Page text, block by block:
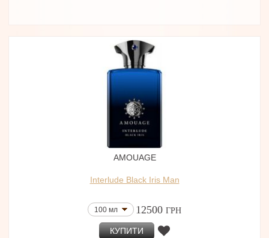
AMOUAGE
Interlude Black Iris Man
100 мл 12500 ГРН
КУПИТИ